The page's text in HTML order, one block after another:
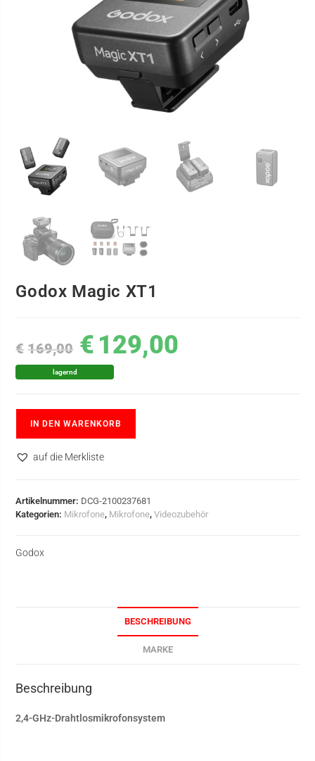
Godox Magic XT1
€ 169,00 € 129,00
lagernd
IN DEN WARENKORB
auf die Merkliste
Artikelnummer: DCG-2100237681
Kategorien: Mikrofone, Mikrofone,Videozubehör
Godox
BESCHREIBUNG
MARKE
Beschreibung
2,4-GHz-Drahtlosmikrofonsystem